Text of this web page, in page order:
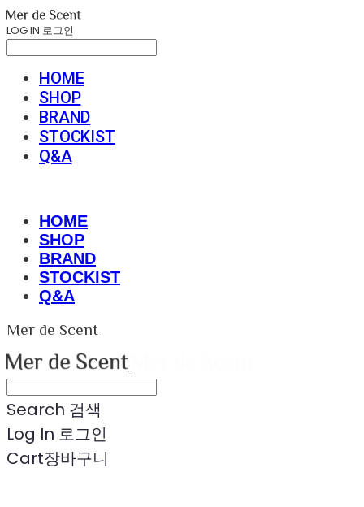
LOG IN 로그인
HOME
SHOP
BRAND
STOCKIST
Q&A
HOME
SHOP
BRAND
STOCKIST
Q&A
Mer de Scent
Search 검색
Log In 로그인
Cart장바구니